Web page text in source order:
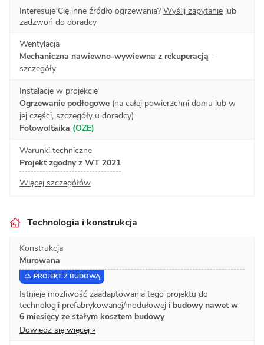
Interesuje Cię inne źródło ogrzewania? Wyślij zapytanie lub
zadzwoń do doradcy
Wentylacja
Mechaniczna nawiewno-wywiewna z rekuperacją -
szczegóły
Instalacje w projekcie
Ogrzewanie podłogowe (na całej powierzchni domu lub w
jej części, szczegóły u doradcy)
Fotowoltaika (OZE)
Warunki techniczne
Projekt zgodny z WT 2021
Więcej szczegółów
Technologia i konstrukcja
Konstrukcja
Murowana
PROJEKT Z BUDOWĄ
Istnieje możliwość zaadaptowania tego projektu do
technologii prefabrykowanej/modułowej i budowy nawet w
6 miesięcy ze stałym kosztem budowy
Dowiedz się więcej »